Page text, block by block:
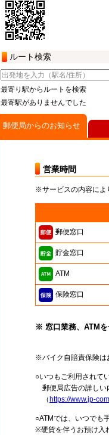
ルート検索
最寄り駅からルートを検索
最寄駅がありませんでした
郵便局からのお知らせ
営業時間
※サービスの内容によ
郵便窓口
貯金窓口
ATM
保険窓口
※ 窓口業務、ATMを
※バイク自賠責保険は
○いつもご利用されて
郵便局広告の詳しい
（ https://www.jp-
○ATMでは、いつでも
※硬貨を伴うお預け入